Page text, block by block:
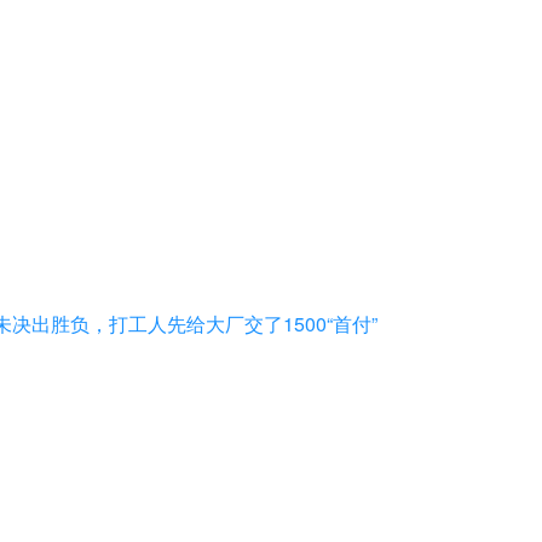
决出胜负，打工人先给大厂交了1500“首付”